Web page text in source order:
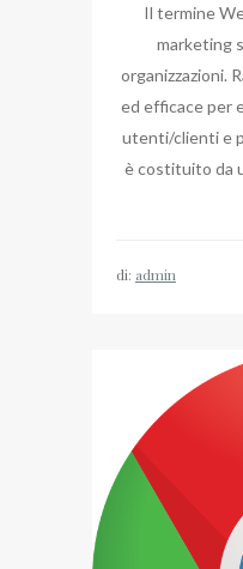
Il termine
marketing
organizzazioni.
ed efficace per
utenti/clienti e
è costituito da
di: admin